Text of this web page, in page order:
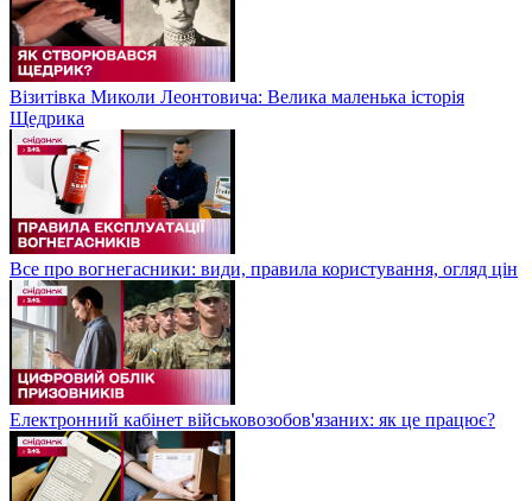
Візитівка Миколи Леонтовича: Велика маленька історія
Щедрика
Все про вогнегасники: види, правила користування, огляд цін
Електронний кабінет військовозобов'язаних: як це працює?